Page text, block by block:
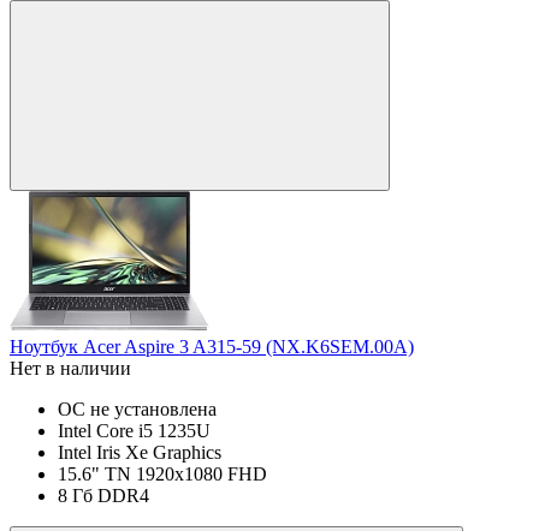
Ноутбук Acer Aspire 3 A315-59 (NX.K6SEM.00A)
Нет в наличии
ОС не установлена
Intel Core i5 1235U
Intel Iris Xe Graphics
15.6" TN 1920x1080 FHD
8 Гб DDR4